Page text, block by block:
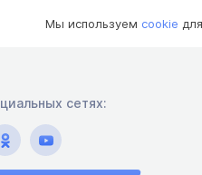
Мы используем cookie
сетях: